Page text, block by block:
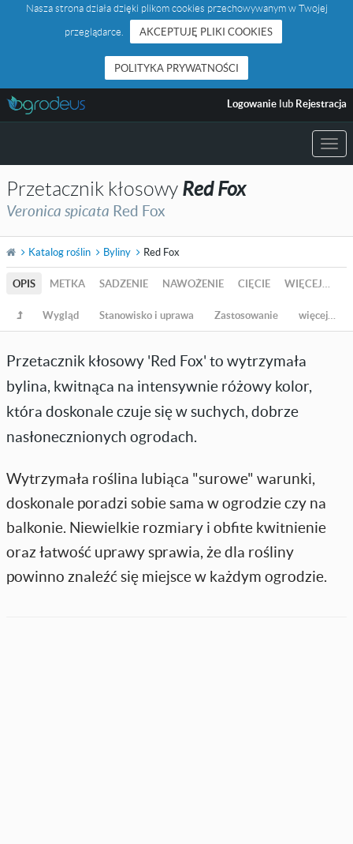
Nasza strona działa dzięki plikom cookies przechowywanym w Twojej
przeglądarce.
AKCEPTUJĘ PLIKI COOKIES
POLITYKA PRYWATNOŚCI
Logowanie lub Rejestracja
Przetacznik kłosowy Red Fox
Veronica spicata Red Fox
Katalog roślin Byliny Red Fox
OPIS METKA SADZENIE NAWOŻENIE CIĘCIE WIĘCEJ…
Wygląd Stanowisko i uprawa Zastosowanie więcej…
Przetacznik kłosowy 'Red Fox' to wytrzymała
bylina, kwitnąca na intensywnie różowy kolor,
która doskonale czuje się w suchych, dobrze
nasłonecznionych ogrodach.
Wytrzymała roślina lubiąca "surowe" warunki,
doskonale poradzi sobie sama w ogrodzie czy na
balkonie. Niewielkie rozmiary i obfite kwitnienie
oraz łatwość uprawy sprawia, że dla rośliny
powinno znaleźć się miejsce w każdym ogrodzie.